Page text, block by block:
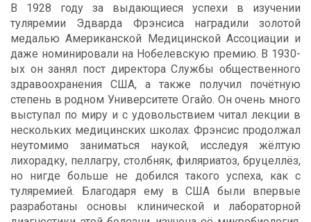
В 1928 году за выдающиеся успехи в изучении
туляремии Эдварда Фрэнсиса наградили золотой
медалью Американской Медицинской Ассоциации и
даже номинировали на Нобелевскую премию. В 1930-
ых он занял пост директора Службы общественного
здравоохранения США, а также получил почётную
степень в родном Университете Огайо. Он очень много
выступал по миру и с удовольствием читал лекции в
нескольких медицинских школах. Фрэнсис продолжал
неутомимо заниматься наукой, исследуя жёлтую
лихорадку, пеллагру, столбняк, филяриатоз, бруцеллёз,
но нигде больше не добился такого успеха, как с
туляремией. Благодаря ему в США были впервые
разработаны основы клинической и лабораторной